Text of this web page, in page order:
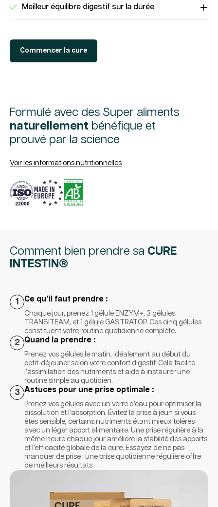
Meilleur équilibre digestif sur la durée
Commencer la cure
Formulé avec des Super aliments
naturellement bénéfique et
prouvé par la science
Voir les informations nutritionnelles
Comment bien prendre sa CURE
INTESTIN®
1 Ce qu’il faut prendre :
Chaque jour, prenez 1 gélule ENZYM+, 3 gélules
TRANSITEAM, et 1 gélule GASTRATOP. Ces cinq gélules
constituent votre routine quotidienne complète.
2 Quand la prendre :
Prenez vos gélules le matin, idéalement au début du
petit-déjeuner selon votre confort digestif. Cela facilite
l’assimilation des nutriments et aide à instaurer une
routine simple au quotidien.
3 Astuces pour une prise optimale :
Prenez vos gélules avec un verre d’eau pour optimiser la
dissolution et l’absorption. Évitez la prise à jeun si vous
êtes sensible, certains nutriments étant mieux tolérés
avec un léger apport alimentaire. Une prise régulière à la
même heure chaque jour améliore la stabilité des apports
et l’efficacité globale de la cure. Essayez de ne pas
manquer de prise : une prise quotidienne régulière offre
de meilleurs résultats.